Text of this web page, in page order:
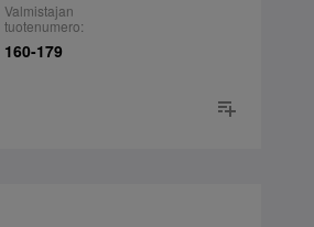
Valmistajan
tuotenumero:
160-179